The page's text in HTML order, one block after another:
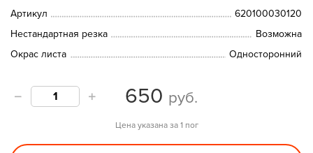
Артикул
620100030120
Нестандартная резка
Возможна
Окрас листа
Односторонний
650 руб.
Цена указана за 1 пог